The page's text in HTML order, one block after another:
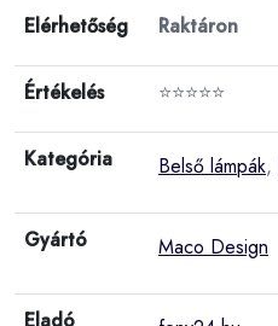
Elérhetőség Raktáron
Értékelés ⭐⭐⭐⭐⭐
Kategória Belső lámpák,
Gyártó Maco Design